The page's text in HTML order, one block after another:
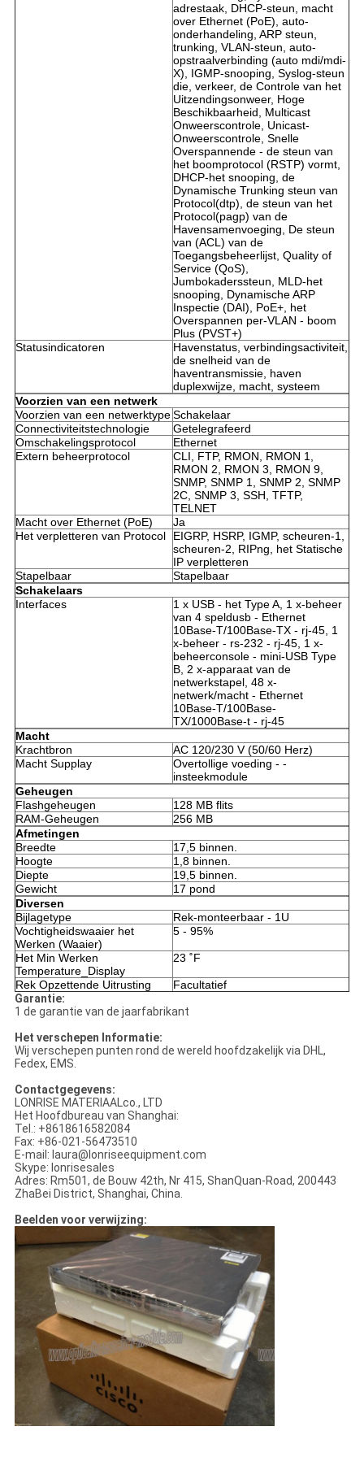
adrestaak, DHCP-steun, macht
over Ethernet (PoE), auto-
onderhandeling, ARP steun,
trunking, VLAN-steun, auto-
opstraalverbinding (auto mdi/mdi-
X), IGMP-snooping, Syslog-steun
die, verkeer, de Controle van het
Uitzendingsonweer, Hoge
Beschikbaarheid, Multicast
Onweerscontrole, Unicast-
Onweerscontrole, Snelle
Overspannende - de steun van
het boomprotocol (RSTP) vormt,
DHCP-het snooping, de
Dynamische Trunking steun van
Protocol(dtp), de steun van het
Protocol(pagp) van de
Havensamenvoeging, De steun
van (ACL) van de
Toegangsbeheerlijst, Quality of
Service (QoS),
Jumbokaderssteun, MLD-het
snooping, Dynamische ARP
Inspectie (DAI), PoE+, het
Overspannen per-VLAN - boom
Plus (PVST+)
Statusindicatoren
Havenstatus, verbindingsactiviteit,
de snelheid van de
haventransmissie, haven
duplexwijze, macht, systeem
Voorzien van een netwerk
Voorzien van een netwerktypeSchakelaar
Connectiviteitstechnologie
Getelegrafeerd
Omschakelingsprotocol
Ethernet
Extern beheerprotocol
CLI, FTP, RMON, RMON 1,
RMON 2, RMON 3, RMON 9,
SNMP, SNMP 1, SNMP 2, SNMP
2C, SNMP 3, SSH, TFTP,
TELNET
Macht over Ethernet (PoE)
Ja
Het verpletteren van Protocol
EIGRP, HSRP, IGMP, scheuren-1,
scheuren-2, RIPng, het Statische
IP verpletteren
Stapelbaar
Stapelbaar
Schakelaars
Interfaces
1 x USB - het Type A, 1 x-beheer
van 4 speldusb - Ethernet
10Base-T/100Base-TX - rj-45, 1
x-beheer - rs-232 - rj-45, 1 x-
beheerconsole - mini-USB Type
B, 2 x-apparaat van de
netwerkstapel, 48 x-
netwerk/macht - Ethernet
10Base-T/100Base-
TX/1000Base-t - rj-45
Macht
Krachtbron
AC 120/230 V (50/60 Herz)
Macht Supplay
Overtollige voeding - -
insteekmodule
Geheugen
Flashgeheugen
128 MB flits
RAM-Geheugen
256 MB
Afmetingen
Breedte
17,5 binnen.
Hoogte
1,8 binnen.
Diepte
19,5 binnen.
Gewicht
17 pond
Diversen
Bijlagetype
Rek-monteerbaar - 1U
Vochtigheidswaaier het
Werken (Waaier)
5 - 95%
Het Min Werken
Temperature_Display
23 ˚F
Rek Opzettende Uitrusting
Facultatief
Garantie:
1 de garantie van de jaarfabrikant
Het verschepen Informatie:
Wij verschepen punten rond de wereld hoofdzakelijk via DHL,
Fedex, EMS.
Contactgegevens:
LONRISE MATERIAALco., LTD
Het Hoofdbureau van Shanghai:
Tel.: +8618616582084
Fax: +86-021-56473510
E-mail: laura@lonriseequipment.com
Skype: lonrisesales
Adres: Rm501, de Bouw 42th, Nr 415, ShanQuan-Road, 200443
ZhaBei District, Shanghai, China.
Beelden voor verwijzing: